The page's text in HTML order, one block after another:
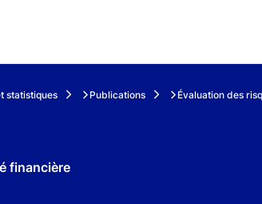
statistiques Publications Évaluation des
financière